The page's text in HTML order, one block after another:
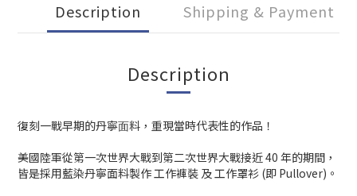
Description Shipping & Payment
Description
復刻⼀戰早期的丹寧⾯料，重現當時代表性的作品！
美國陸軍從第一次世界大戰到第二次世界大戰接近 40 年的期間，
皆是採用藍染丹寧面料製作 工作褲裝 及 工作罩衫 (即 Pullover)。